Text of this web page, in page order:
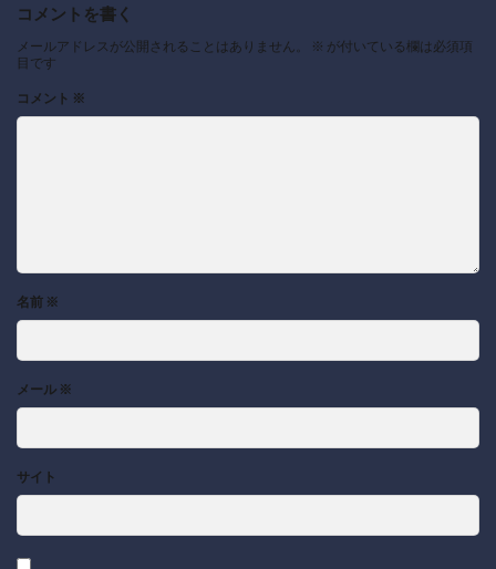
コメントを書く
メールアドレスが公開されることはありません。 ※ が付いている欄は必須項
目です
コメント ※
名前 ※
メール ※
サイト